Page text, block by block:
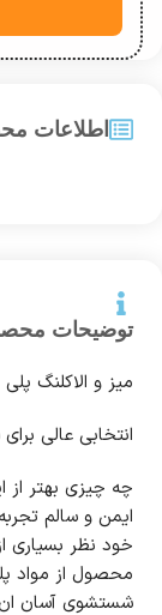
توضیحات
میز و الاکلنگ پلی
انتخابی عالی
چه چیزی بهتر
ایمن و سالم
خود نظر بسیاری
محصول از مواد
شستشوی آسان
اطلاعات